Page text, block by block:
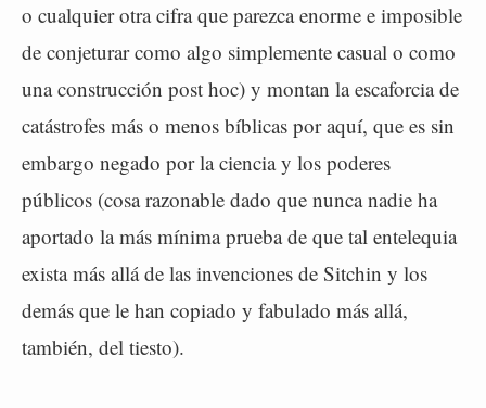
o cualquier otra cifra que parezca enorme e imposible
de conjeturar como algo simplemente casual o como
una construcción post hoc) y montan la escaforcia de
catástrofes más o menos bíblicas por aquí, que es sin
embargo negado por la ciencia y los poderes
públicos (cosa razonable dado que nunca nadie ha
aportado la más mínima prueba de que tal entelequia
exista más allá de las invenciones de Sitchin y los
demás que le han copiado y fabulado más allá,
también, del tiesto).